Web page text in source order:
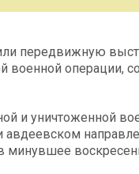
передвижную
военной операции,
и уничтоженной
минувшее